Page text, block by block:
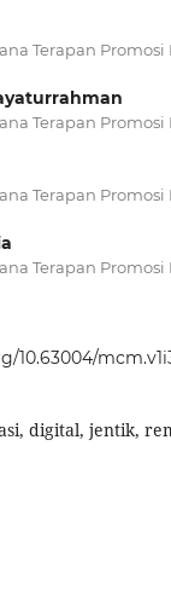
Terapan
Terapan
Terapan
Terapan
10.63004/
digital, jentik,